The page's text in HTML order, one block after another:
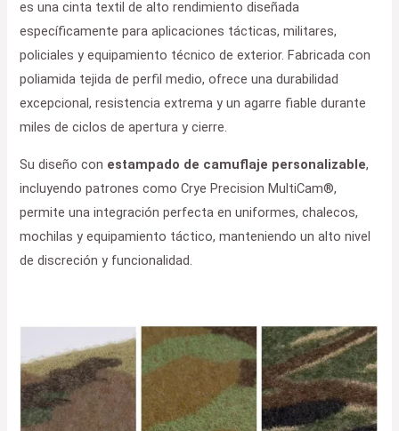
es una cinta textil de alto rendimiento diseñada
específicamente para aplicaciones tácticas, militares,
policiales y equipamiento técnico de exterior. Fabricada con
poliamida tejida de perfil medio, ofrece una durabilidad
excepcional, resistencia extrema y un agarre fiable durante
miles de ciclos de apertura y cierre.
Su diseño con estampado de camuflaje personalizable,
incluyendo patrones como Crye Precision MultiCam®,
permite una integración perfecta en uniformes, chalecos,
mochilas y equipamiento táctico, manteniendo un alto nivel
de discreción y funcionalidad.